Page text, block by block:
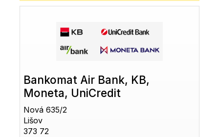
Bankomat Air Bank, KB,
Moneta, UniCredit
Nová 635/2
Lišov
373 72